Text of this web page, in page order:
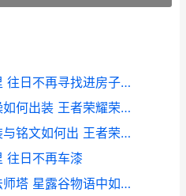
往日不再寻找猎刀在哪里 往日不再寻找进房子的路
王者荣耀荣耀弱化流曹操如何出装 王者荣耀荣耀弱点是什么
王者荣耀荣耀姜子牙出装与铭文如何出 王者荣耀姜峰
往日不再车漆
星露谷物语中如何走到法师塔 星露谷物语中如何去沙漠